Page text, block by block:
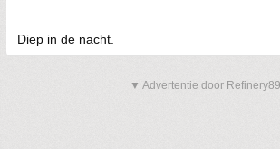
Diep in de nacht.
▼ Advertentie door Refinery89